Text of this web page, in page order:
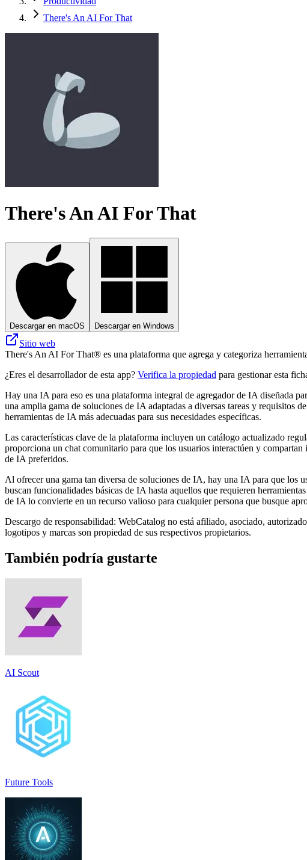
There's An AI For That
There's An AI For That
Descargar en macOS Descargar en Windows
Sitio web
There's An AI For That® es una plataforma que agrega y categoriza
¿Eres el desarrollador de esta app? Verifica la propiedad para gestionar esta
Hay una IA para eso es una plataforma integral de agregador de IA diseñada
una amplia gama de soluciones de IA adaptadas a diversas tareas y requisitos
herramientas de IA más adecuadas para sus necesidades específicas.
Las características clave de la plataforma incluyen un catálogo actualizado
proporciona un chat comunitario para que los usuarios interactúen y
de IA preferidos.
Al ofrecer una gama tan diversa de soluciones de IA, hay una IA para que los
buscan funcionalidades básicas de IA hasta aquellos que requieren
de IA lo convierte en un recurso valioso para cualquier persona que busque
Descargo de responsabilidad: WebCatalog no está afiliado, asociado,
logotipos y marcas son propiedad de sus respectivos propietarios.
También podría gustarte
AI Scout
Future Tools